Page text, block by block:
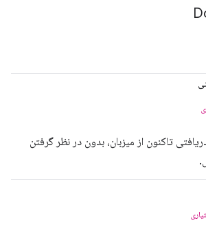
تاکنون از میزبان، بدون در نظر گرفتن